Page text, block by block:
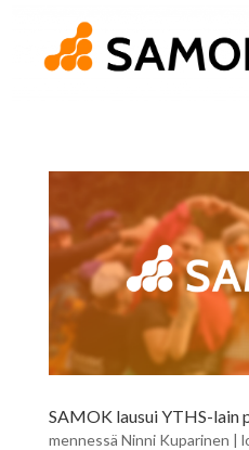
SAMOK lausui YTHS-lain
mennessä Ninni Kuparinen |